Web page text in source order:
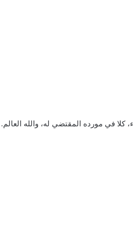
كلا في مورده المقتضي له، والله العالم.